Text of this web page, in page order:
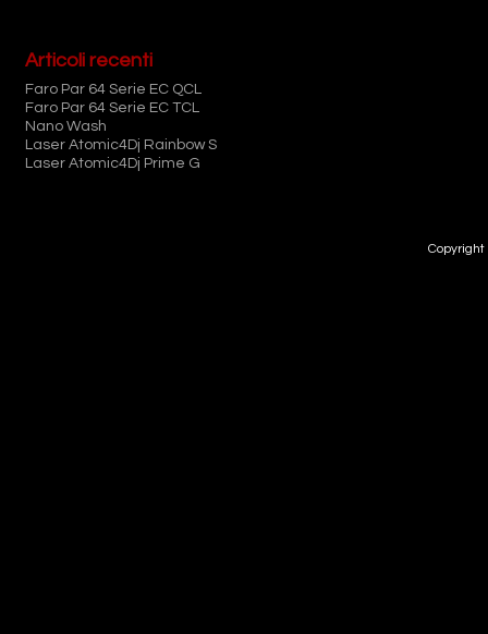
Articoli recenti
Faro Par 64 Serie EC QCL
Faro Par 64 Serie EC TCL
Nano Wash
Laser Atomic4Dj Rainbow S
Laser Atomic4Dj Prime G
Copyright